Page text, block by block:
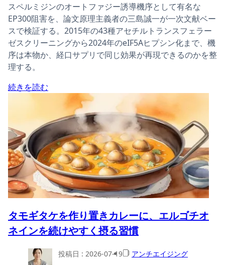
スペルミジンのオートファジー誘導機序として有名な
EP300阻害を、論文原理主義者の三島誠一が一次文献ベー
スで検証する。2015年の43種アセチルトランスフェラー
ゼスクリーニングから2024年のeIF5Aヒプシン化まで、機
序は本物か、経口サプリで同じ効果が再現できるのかを整
理する。
続きを読む
タモギタケを作り置きカレーに、エルゴチオ
ネインを続けやすく摂る習慣
投稿日 : 2026-07-19 アンチエイジング